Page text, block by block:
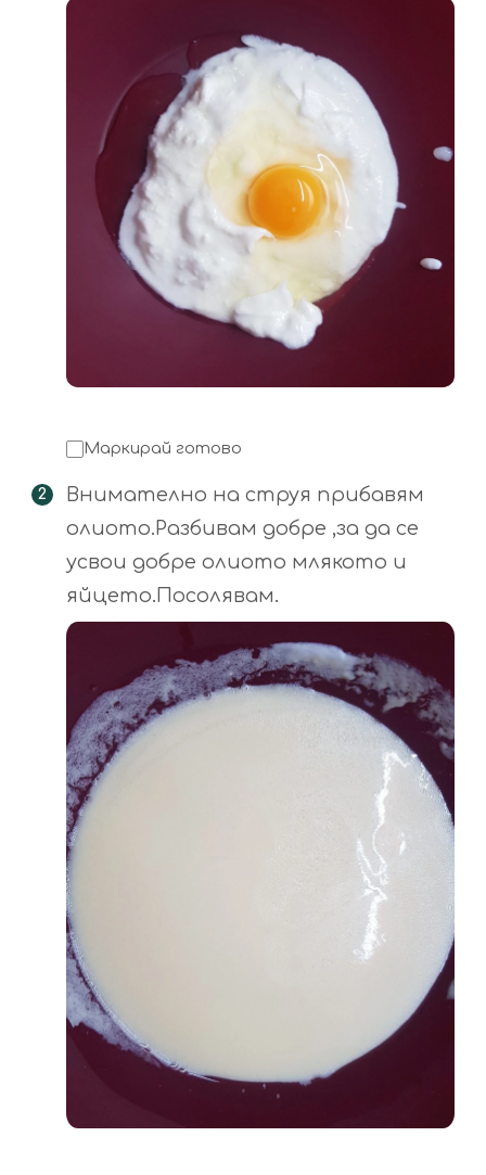
Маркирай готово
Внимателно на струя прибавям
олиото.Разбивам добре ,за да се
усвои добре олиото млякото и
яйцето.Посолявам.